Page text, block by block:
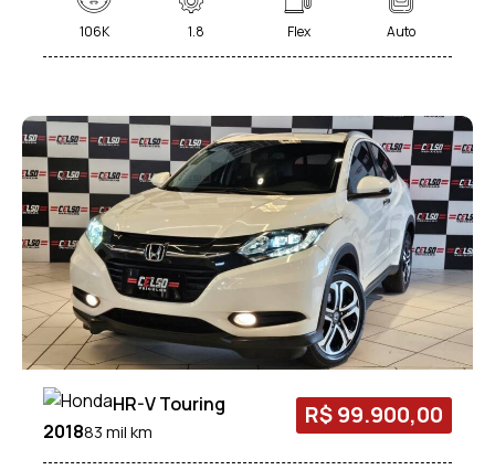
106K 1.8 Flex Auto
R$ 99.900,00
HR-V Touring
201883 mil km